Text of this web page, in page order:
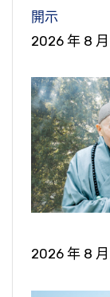
開示
2026 年 8
2026 年 8 月